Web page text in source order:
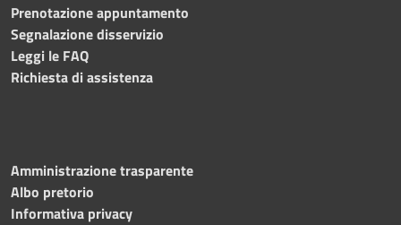
Prenotazione appuntamento
Segnalazione disservizio
Leggi le FAQ
Richiesta di assistenza
Amministrazione trasparente
Albo pretorio
Informativa privacy